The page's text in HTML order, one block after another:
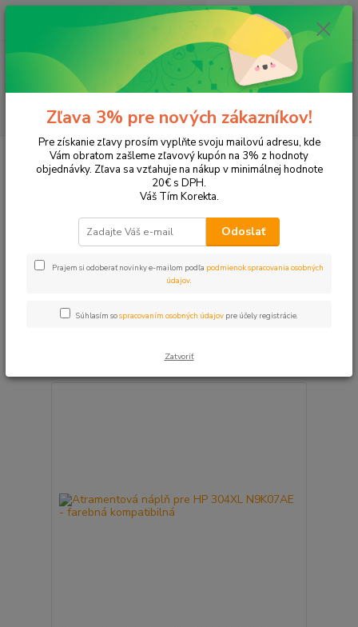
Hľadať
ks
za 0,00 EUR
Tonery a náplne do tlačiarní Hewlett Packard
HP DeskJet
HP ENVY 5032
HP ENVY 5032
Upresniť parametre
strana
Zľava 3% pre nových zákazníkov!
Pre získanie zľavy prosím vyplňte svoju mailovú adresu, kde
Vám obratom zašleme zľavový kupón na 3% z hodnoty
objednávky. Zľava sa vzťahuje na nákup v minimálnej hodnote
20€ s DPH.
Váš Tím Korekta.
Odoslať
Prajem si odoberať novinky e-mailom podľa podmienok spracovania osobných
údajov.
Súhlasím sospracovaním osobných údajov pre účely registrácie.
Zatvoriť